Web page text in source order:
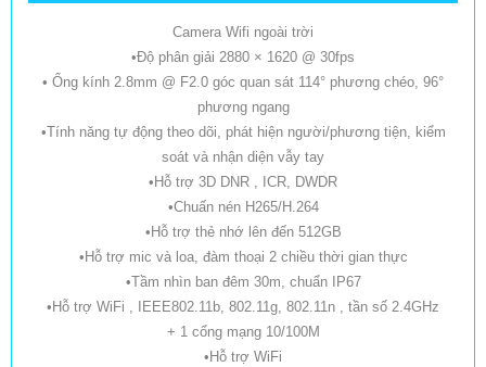
Camera Wifi ngoài trời
•Độ phân giải 2880 × 1620 @ 30fps
• Ống kính 2.8mm @ F2.0 góc quan sát 114° phương chéo, 96°
phương ngang
•Tính năng tự động theo dõi, phát hiện người/phương tiện, kiểm
soát và nhận diện vẫy tay
•Hỗ trợ 3D DNR , ICR, DWDR
•Chuấn nén H265/H.264
•Hỗ trợ thẻ nhớ lên đến 512GB
•Hỗ trợ mic và loa, đàm thoại 2 chiều thời gian thực
•Tầm nhìn ban đêm 30m, chuẩn IP67
•Hỗ trợ WiFi , IEEE802.11b, 802.11g, 802.11n , tần số 2.4GHz
+ 1 cổng mạng 10/100M
•Hỗ trợ WiFi